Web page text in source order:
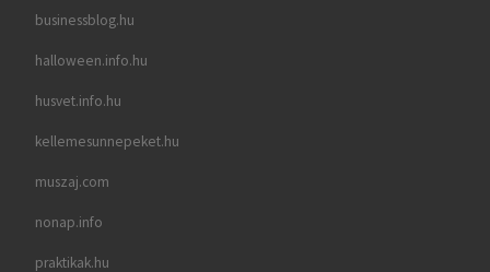
businessblog.hu
halloween.info.hu
husvet.info.hu
kellemesunnepeket.hu
muszaj.com
nonap.info
praktikak.hu